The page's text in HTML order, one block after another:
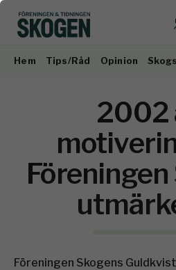
Hem Tips/Råd Opinion
2002
Föreningen Skogens